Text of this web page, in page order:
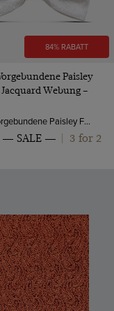
84% RABATT
Paisley
Webung –
Weiße vorgebundene Paisley Fliege – 100% Seide | Hawes & Curtis
SALE 3 for 2